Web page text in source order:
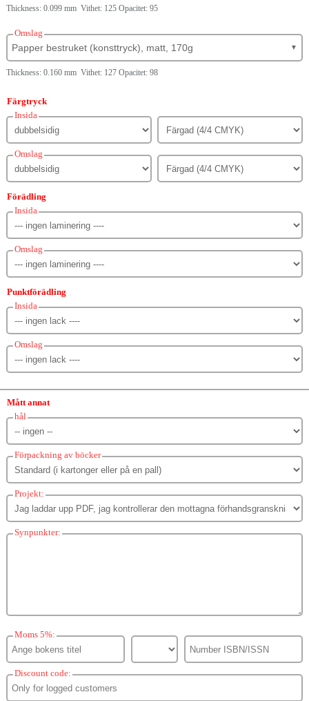
Thickness: 0.099 mm Vithet: 125 Opacitet: 95
Omslag
Papper bestruket (konsttryck), matt, 170g ▼
Thickness: 0.160 mm Vithet: 127 Opacitet: 98
Färgtryck
Insida
Omslag
Förädling
Insida
Omslag
Punktförädling
Insida
Omslag
Mått annat
hål
Förpackning av böcker
Projekt:
Synpunkter:
Moms 5%:
Discount code: